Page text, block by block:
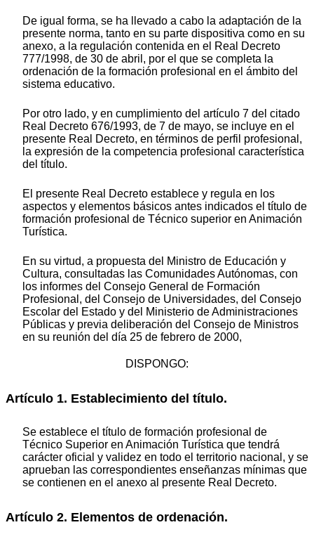
De igual forma, se ha llevado a cabo la adaptación de la
presente norma, tanto en su parte dispositiva como en su
anexo, a la regulación contenida en el Real Decreto
777/1998, de 30 de abril, por el que se completa la
ordenación de la formación profesional en el ámbito del
sistema educativo.
Por otro lado, y en cumplimiento del artículo 7 del citado
Real Decreto 676/1993, de 7 de mayo, se incluye en el
presente Real Decreto, en términos de perfil profesional,
la expresión de la competencia profesional característica
del título.
El presente Real Decreto establece y regula en los
aspectos y elementos básicos antes indicados el título de
formación profesional de Técnico superior en Animación
Turística.
En su virtud, a propuesta del Ministro de Educación y
Cultura, consultadas las Comunidades Autónomas, con
los informes del Consejo General de Formación
Profesional, del Consejo de Universidades, del Consejo
Escolar del Estado y del Ministerio de Administraciones
Públicas y previa deliberación del Consejo de Ministros
en su reunión del día 25 de febrero de 2000,
DISPONGO:
Artículo 1. Establecimiento del título.
Se establece el título de formación profesional de
Técnico Superior en Animación Turística que tendrá
carácter oficial y validez en todo el territorio nacional, y se
aprueban las correspondientes enseñanzas mínimas que
se contienen en el anexo al presente Real Decreto.
Artículo 2. Elementos de ordenación.